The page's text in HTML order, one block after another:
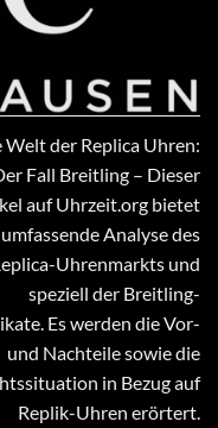
Welt der Replica Uhren:
Fall Breitling – Dieser
auf Uhrzeit.org bietet
Analyse des
Uhrenmarkts und
speziell der Breitling-
Es werden die Vor-
und Nachteile sowie die
in Bezug auf
Replik-Uhren erörtert.